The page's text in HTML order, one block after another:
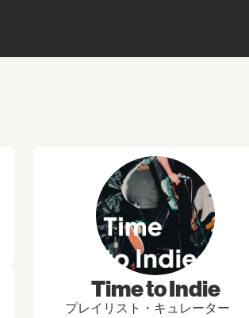
Time to Indie
プレイリスト・キュレーター